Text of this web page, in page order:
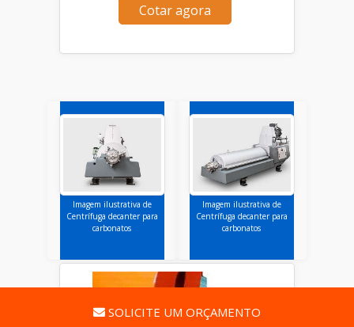
Cotar agora
Imagem ilustrativa de
Centrífuga decanter para
carbonatos
Imagem ilustrativa de
Centrífuga decanter para
carbonatos
SOLICITE UM ORÇAMENTO